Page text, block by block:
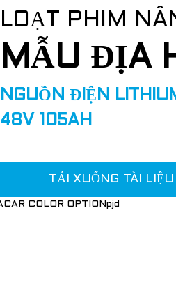
LOẠT PHIM
MẪU ĐỊA
NGUỒN ĐIỆN
48V 105AH
TẢI XUỐNG TÀI